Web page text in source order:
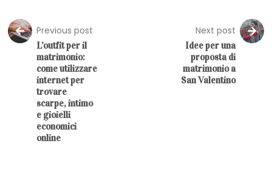
Previous post
L’outfit per il
matrimonio:
come utilizzare
internet per
trovare
scarpe, intimo
e gioielli
economici
online
Next post
Idee per una
proposta di
matrimonio a
San Valentino